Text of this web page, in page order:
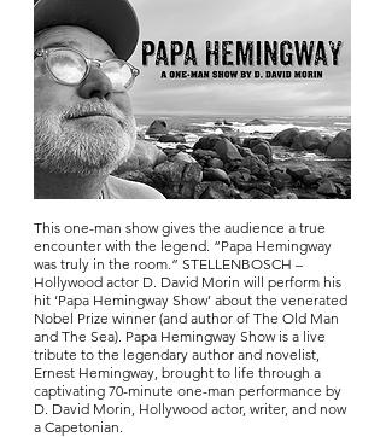
This one-man show gives the audience a true
encounter with the legend. “Papa Hemingway
was truly in the room.” STELLENBOSCH –
Hollywood actor D. David Morin will perform his
hit ‘Papa Hemingway Show’ about the venerated
Nobel Prize winner (and author of The Old Man
and The Sea). Papa Hemingway Show is a live
tribute to the legendary author and novelist,
Ernest Hemingway, brought to life through a
captivating 70-minute one-man performance by
D. David Morin, Hollywood actor, writer, and now
a Capetonian.